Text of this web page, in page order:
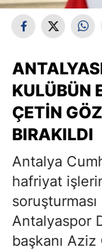
KULÜBÜN
ÇETIN
BIRAKILDI
Antalya
hafriyat
soruşturması
Antalyaspor
başkanı